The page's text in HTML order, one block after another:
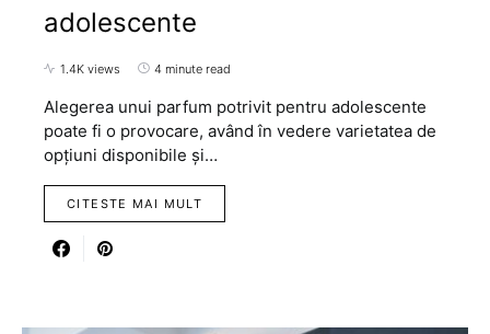
adolescente
1.4K views 4 minute read
Alegerea unui parfum potrivit pentru adolescente
poate fi o provocare, având în vedere varietatea de
opțiuni disponibile și…
CITESTE MAI MULT